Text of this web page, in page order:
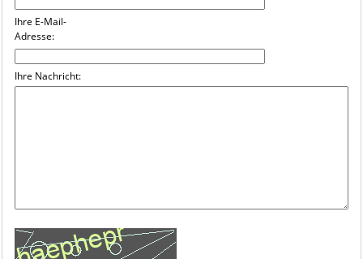
Ihre E-Mail-
Adresse:
Ihre Nachricht: